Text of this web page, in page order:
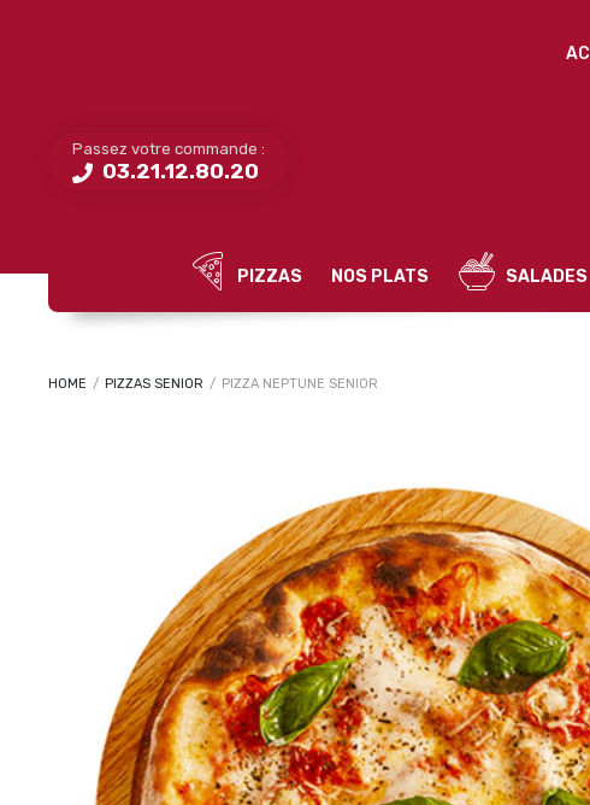
Passez votre commande :
03.21.12.80.20
PIZZAS NOS PLATS SALADES
HOME / PIZZAS SENIOR / PIZZA NEPTUNE SENIOR